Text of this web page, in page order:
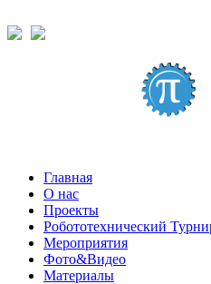
Главная
О нас
Проекты
Робототехнический
Мероприятия
Фото&Видео
Материалы